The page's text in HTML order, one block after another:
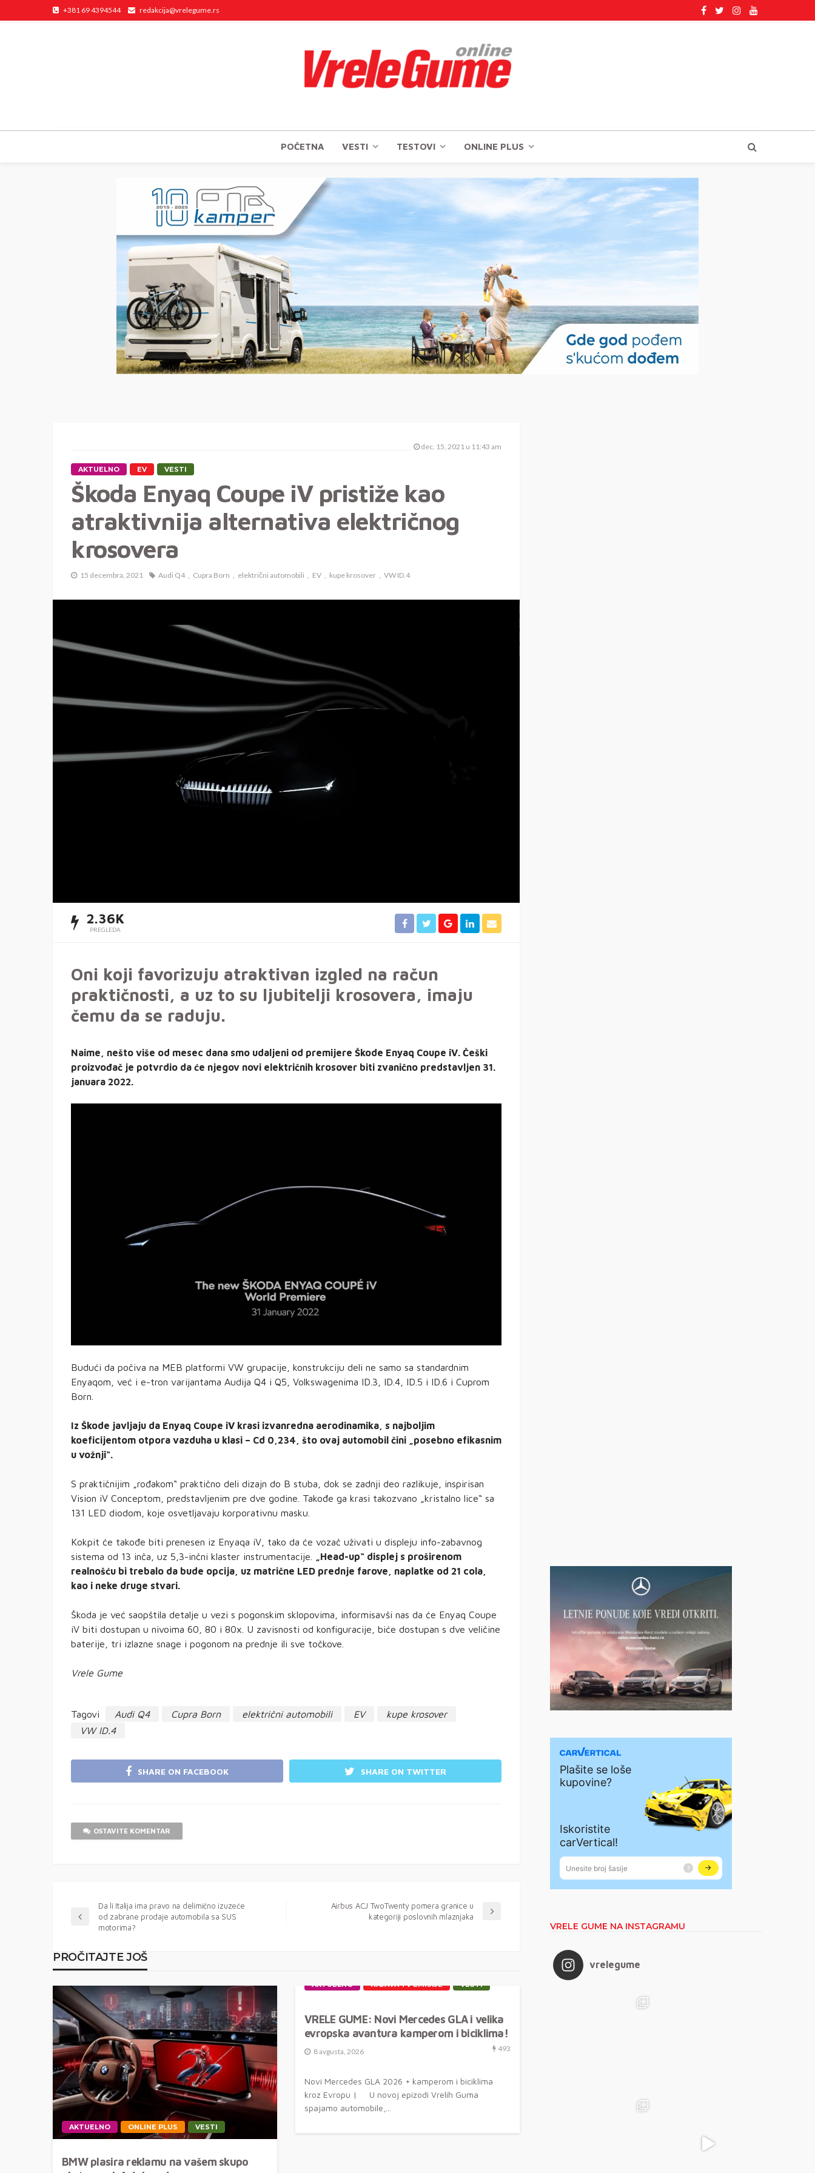
+381 69 4394544 redakcija@vrelegume.rs
POČETNA VESTI TESTOVI ONLINE PLUS
dec. 15, 2021 u 11:43 am
AKTUELNO EV VESTI
Škoda Enyaq Coupe iV pristiže kao
atraktivnija alternativa električnog
krosovera
15 decembra, 2021 Audi Q4 Cupra Born električni automobili EV kupe krosover VW ID.4
2.36K
PREGLEDA
Oni koji favorizuju atraktivan izgled na račun
praktičnosti, a uz to su ljubitelji krosovera, imaju
čemu da se raduju.
Naime, nešto više od mesec dana smo udaljeni od premijere Škode Enyaq Coupe iV. Češki
proizvođač je potvrdio da će njegov novi električnih krosover biti zvanično predstavljen 31.
januara 2022.
Budući da počiva na MEB platformi VW grupacije, konstrukciju deli ne samo sa standardnim
Enyaqom, već i e-tron varijantama Audija Q4 i Q5, Volkswagenima ID.3, ID.4, ID.5 i ID.6 i Cuprom
Born.
Iz Škode javljaju da Enyaq Coupe iV krasi izvanredna aerodinamika, s najboljim
koeficijentom otpora vazduha u klasi – Cd 0,234, što ovaj automobil čini „posebno efikasnim
u vožnji“.
S praktičnijim „rođakom“ praktično deli dizajn do B stuba, dok se zadnji deo razlikuje, inspirisan
Vision iV Conceptom, predstavljenim pre dve godine. Takođe ga krasi takozvano „kristalno lice“ sa
131 LED diodom, koje osvetljavaju korporativnu masku.
Kokpit će takođe biti prenesen iz Enyaqa iV, tako da će vozač uživati u displeju info-zabavnog
sistema od 13 inča, uz 5,3-inčni klaster instrumentacije.
„Head-up“ displej s proširenom
realnošću bi trebalo da bude opcija, uz matrične LED prednje farove, naplatke od 21 cola,
kao i neke druge stvari.
Škoda je već saopštila detalje u vezi s pogonskim sklopovima, informisavši nas da će Enyaq Coupe
iV biti dostupan u nivoima 60, 80 i 80x. U zavisnosti od konfiguracije, biće dostupan s dve veličine
baterije, tri izlazne snage i pogonom na prednje ili sve točkove.
Vrele Gume
Tagovi Audi Q4 Cupra Born električni automobili EV
kupe krosover
VW ID.4
SHARE ON FACEBOOK SHARE ON TWITTER
OSTAVITE KOMENTAR
Da li Italija ima pravo na delimično izuzeće
od zabrane prodaje automobila sa SUS
motorima?
Airbus ACJ TwoTwenty pomera granice u
kategoriji poslovnih mlaznjaka
PROČITAJTE JOŠ
AKTUELNO ONLINE PLUS VESTI
BMW plasira reklamu na vašem skupo
AKTUELNO NAJAVA TV EMISIJE VESTI
VRELE GUME: Novi Mercedes GLA i velika
evropska avantura kamperom i biciklima!
8 avgusta, 2026 493
Novi Mercedes GLA 2026 + kamperom i biciklima
kroz Evropu | U novoj epizodi Vrelih Guma
spajamo automobile,...
VRELE GUME NA INSTAGRAMU
vrelegume